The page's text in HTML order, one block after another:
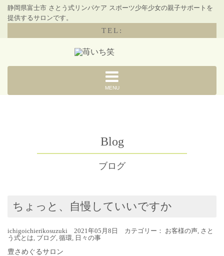
静岡県富士市 さとう式リンパケア スポーツ少年少女の親子サポートを
提供するサロンです。
TEL:
MENU
Blog
ブログ
ちょっと、自慢していいですか
ichigoichierikosuzuki 2021年05月8日 カテゴリー： お客様の声, さと
う式とは, ブログ, 循環, 日々の事
豊さめぐるサロン